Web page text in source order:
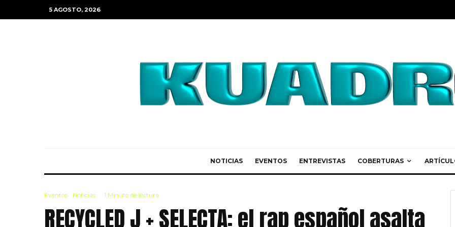
5 AGOSTO, 2026
NOTICIAS EVENTOS ENTREVISTAS COBERTURAS
Eventos Noticias · 1 Minuto de lectura
RECYCLED J + SELECTA: el rap español asalta